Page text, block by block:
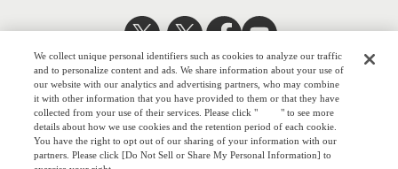
株式会社オカム
日本公式 企業広報
We collect unique personal identifiers such as cookies to analyze our traffic
and to personalize content and ads. We share information about your use of
our website with our analytics and advertising partners, who may combine
it with other information that you have provided to them or that they have
collected from your use of their services. Please click "
here" to see more
details about how we use cookies and the retention period of each cookie.
You have the right to opt out of our sharing of your information with our
partners. Please click [Do Not Sell or Share My Personal Information] to